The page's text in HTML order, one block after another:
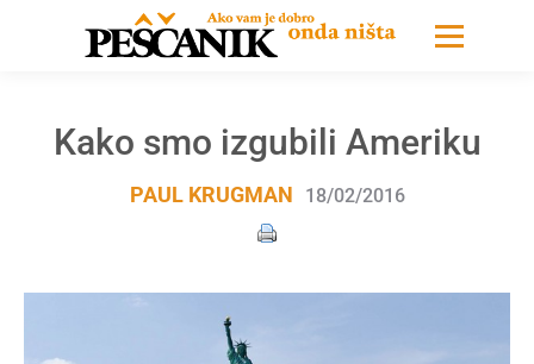
Kako smo izgubili Ameriku
PAUL KRUGMAN 18/02/2016